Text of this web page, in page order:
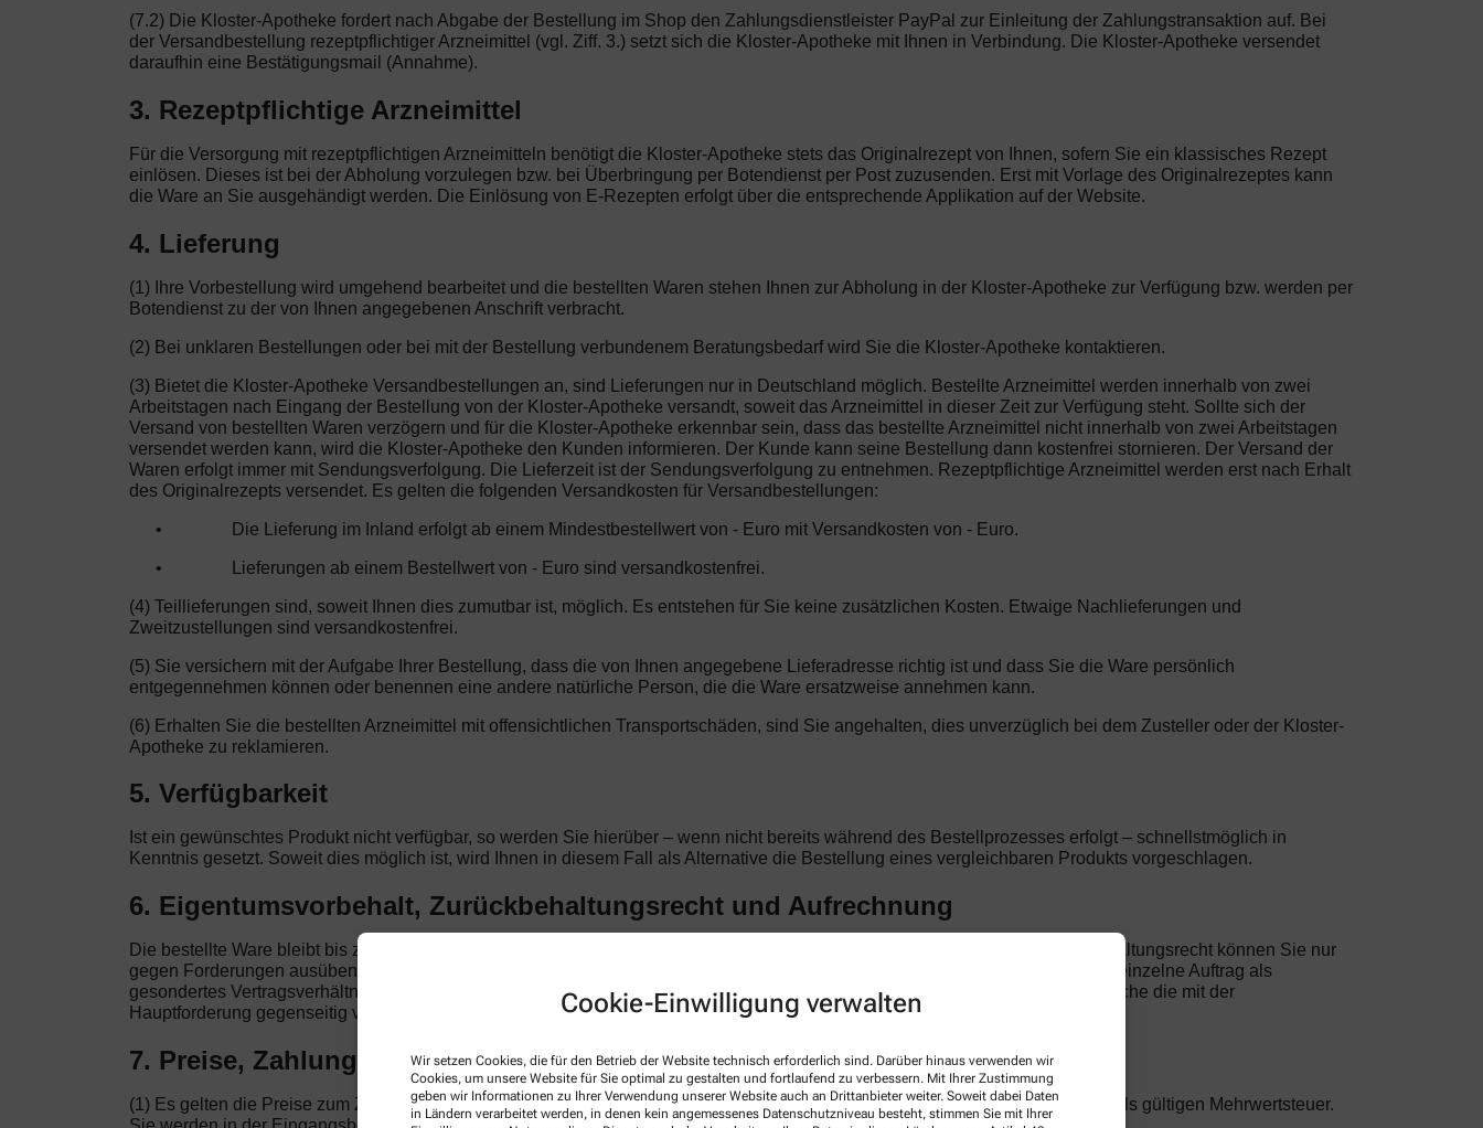
Cookie-Einwilligung verwalten
Wir setzen Cookies, die für den Betrieb der Website technisch erforderlich sind. Darüber hinaus verwenden wir
Cookies, um unsere Website für Sie optimal zu gestalten und fortlaufend zu verbessern. Mit Ihrer Zustimmung
geben wir Informationen zu Ihrer Verwendung unserer Website auch an Drittanbieter weiter. Soweit dabei Daten
in Ländern verarbeitet werden, in denen kein angemessenes Datenschutzniveau besteht, stimmen Sie mit Ihrer
(7.2) Die Kloster-Apotheke fordert nach Abgabe der Bestellung im Shop den Zahlungsdienstleister PayPal zur Einleitung der Zahlungstransaktion auf. Bei
der Versandbestellung rezeptpflichtiger Arzneimittel (vgl. Ziff. 3.) setzt sich die Kloster-Apotheke mit Ihnen in Verbindung. Die Kloster-Apotheke versendet
daraufhin eine Bestätigungsmail (Annahme).
3. Rezeptpflichtige Arzneimittel
Für die Versorgung mit rezeptpflichtigen Arzneimitteln benötigt die Kloster-Apotheke stets das Originalrezept von Ihnen, sofern Sie ein klassisches Rezept
einlösen. Dieses ist bei der Abholung vorzulegen bzw. bei Überbringung per Botendienst per Post zuzusenden. Erst mit Vorlage des Originalrezeptes kann
die Ware an Sie ausgehändigt werden. Die Einlösung von E-Rezepten erfolgt über die entsprechende Applikation auf der Website.
4. Lieferung
(1) Ihre Vorbestellung wird umgehend bearbeitet und die bestellten Waren stehen Ihnen zur Abholung in der Kloster-Apotheke zur Verfügung bzw. werden per
Botendienst zu der von Ihnen angegebenen Anschrift verbracht.
(2) Bei unklaren Bestellungen oder bei mit der Bestellung verbundenem Beratungsbedarf wird Sie die Kloster-Apotheke kontaktieren.
(3) Bietet die Kloster-Apotheke Versandbestellungen an, sind Lieferungen nur in Deutschland möglich. Bestellte Arzneimittel werden innerhalb von zwei
Arbeitstagen nach Eingang der Bestellung von der Kloster-Apotheke versandt, soweit das Arzneimittel in dieser Zeit zur Verfügung steht. Sollte sich der
Versand von bestellten Waren verzögern und für die Kloster-Apotheke erkennbar sein, dass das bestellte Arzneimittel nicht innerhalb von zwei Arbeitstagen
versendet werden kann, wird die Kloster-Apotheke den Kunden informieren. Der Kunde kann seine Bestellung dann kostenfrei stornieren. Der Versand der
Waren erfolgt immer mit Sendungsverfolgung. Die Lieferzeit ist der Sendungsverfolgung zu entnehmen. Rezeptpflichtige Arzneimittel werden erst nach Erhalt
des Originalrezepts versendet. Es gelten die folgenden Versandkosten für Versandbestellungen:
• Die Lieferung im Inland erfolgt ab einem Mindestbestellwert von - Euro mit Versandkosten von - Euro.
• Lieferungen ab einem Bestellwert von - Euro sind versandkostenfrei.
(4) Teillieferungen sind, soweit Ihnen dies zumutbar ist, möglich. Es entstehen für Sie keine zusätzlichen Kosten. Etwaige Nachlieferungen und
Zweitzustellungen sind versandkostenfrei.
(5) Sie versichern mit der Aufgabe Ihrer Bestellung, dass die von Ihnen angegebene Lieferadresse richtig ist und dass Sie die Ware persönlich
entgegennehmen können oder benennen eine andere natürliche Person, die die Ware ersatzweise annehmen kann.
(6) Erhalten Sie die bestellten Arzneimittel mit offensichtlichen Transportschäden, sind Sie angehalten, dies unverzüglich bei dem Zusteller oder der Kloster-
Apotheke zu reklamieren.
5. Verfügbarkeit
Ist ein gewünschtes Produkt nicht verfügbar, so werden Sie hierüber – wenn nicht bereits während des Bestellprozesses erfolgt – schnellstmöglich in
Kenntnis gesetzt. Soweit dies möglich ist, wird Ihnen in diesem Fall als Alternative die Bestellung eines vergleichbaren Produkts vorgeschlagen.
6. Eigentumsvorbehalt, Zurückbehaltungsrecht und Aufrechnung
Die bestellte Ware bleibt bis zur vollständigen Begleichung des Kaufpreises im Eigentum der Kloster-Apotheke. Ein Zurückbehaltungsrecht können Sie nur
gegen Forderungen ausüben, die auf demselben Vertragsverhältnis beruhen. Im Falle laufender Geschäftsbeziehung gilt jeder einzelne Auftrag als
gesondertes Vertragsverhältnis. Nur von der Kloster-Apotheke anerkannte oder rechtskräftig festgestellte Forderungen, oder solche die mit der
Hauptforderung gegenseitig verknüpft sind, berechtigen Sie zur Aufrechnung.
7. Preise, Zahlung
(1) Es gelten die Preise zum Zeitpunkt der Bestellung. Alle Preise sind Endpreise in Euro und verstehen sich inklusive der jeweils gültigen Mehrwertsteuer.